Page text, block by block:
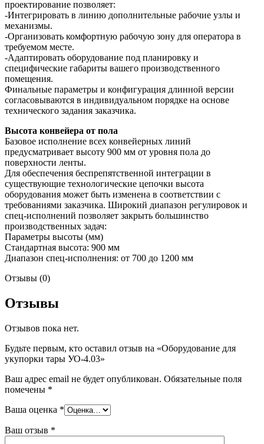
проектирование позволяет:
-Интегрировать в линию дополнительные рабочие узлы и
механизмы.
-Организовать комфортную рабочую зону для оператора в
требуемом месте.
-Адаптировать оборудование под планировку и
специфические габариты вашего производственного
помещения.
Финальные параметры и конфигурация длинной версии
согласовываются в индивидуальном порядке на основе
технического задания заказчика.
Высота конвейера от пола
Базовое исполнение всех конвейерных линий
предусматривает высоту 900 мм от уровня пола до
поверхности ленты.
Для обеспечения беспрепятственной интеграции в
существующие технологические цепочки высота
оборудования может быть изменена в соответствии с
требованиями заказчика. Широкий диапазон регулировок и
спец-исполнений позволяет закрыть большинство
производственных задач:
Параметры высоты (мм)
Стандартная высота: 900 мм
Диапазон спец-исполнения: от 700 до 1200 мм
Отзывы (0)
Отзывы
Отзывов пока нет.
Будьте первым, кто оставил отзыв на «Оборудование для
укупорки тары УО-4.03»
Ваш адрес email не будет опубликован. Обязательные поля
помечены *
Ваша оценка *
Ваш отзыв *